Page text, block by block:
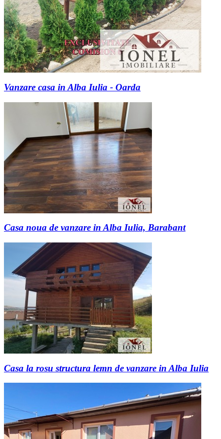
Vanzare casa in Alba Iulia - Oarda
Casa noua de vanzare in Alba Iulia, Barabant
Casa la rosu structura lemn de vanzare in Alba Iulia